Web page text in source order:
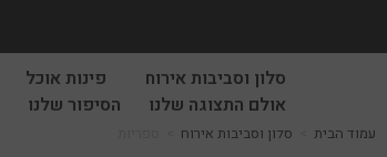
סלון וסביבות אירוח פינות אוכל
אולם התצוגה שלנו
הסיפור שלנו
עמוד הבית סלון וסביבות אירוח